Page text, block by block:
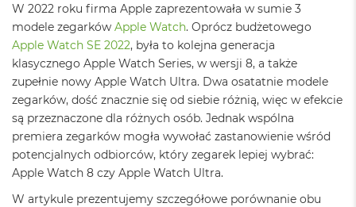
c
B
o
k
N
e
o
S
u
b
t
e
l
W 2022 roku firma Apple zaprezentowała w sumie 3
modele zegarków Apple Watch. Oprócz budżetowego
Apple Watch SE 2022, była to kolejna generacja
klasycznego Apple Watch Series, w wersji 8, a także
zupełnie nowy Apple Watch Ultra. Dwa osatatnie modele
zegarków, dość znacznie się od siebie różnią, więc w efekcie
są przeznaczone dla różnych osób. Jednak wspólna
premiera zegarków mogła wywołać zastanowienie wśród
potencjalnych odbiorców, który zegarek lepiej wybrać:
Apple Watch 8 czy Apple Watch Ultra.
W artykule prezentujemy szczegółowe porównanie obu